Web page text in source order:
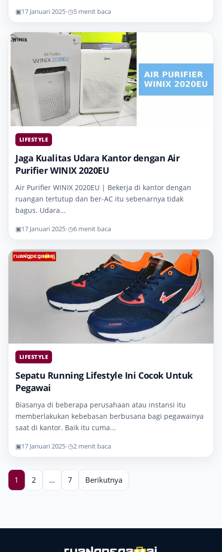
▣17 Januari 2025•◷5 menit baca
LIFESTYLE
Jaga Kualitas Udara Kantor dengan Air
Purifier WINIX 2020EU
Air Purifier WINIX 2020EU | Bekerja di kantor dengan
ruangan tertutup dan ber-AC itu sebenarnya tidak
bagus. Udara...
▣17 Januari 2025•◷6 menit baca
LIFESTYLE
Sepatu Running Lifestyle Ini Cocok Untuk
Pegawai
Biasanya di beberapa perusahaan atau instansi itu
memberlakukan kebebasan berbusana bagi pegawainya
saat di kantor. Baik itu cuma...
▣17 Januari 2025•◷2 menit baca
1 2 … 7 Berikutnya